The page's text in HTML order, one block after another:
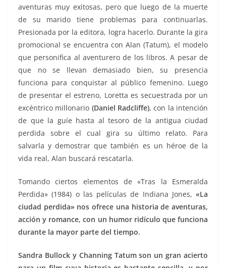
aventuras muy exitosas, pero que luego de la muerte
de su marido tiene problemas para continuarlas.
Presionada por la editora, logra hacerlo. Durante la gira
promocional se encuentra con Alan (Tatum), el modelo
que personifica al aventurero de los libros. A pesar de
que no se llevan demasiado bien, su presencia
funciona para conquistar al público femenino. Luego
de presentar el estreno, Loretta es secuestrada por un
excéntrico millonario (Daniel Radcliffe), con la intención
de que la guíe hasta al tesoro de la antigua ciudad
perdida sobre el cual gira su último relato. Para
salvarla y demostrar que también es un héroe de la
vida real, Alan buscará rescatarla.
Tomando ciertos elementos de «Tras la Esmeralda
Perdida» (1984) o las películas de Indiana Jones, «La
ciudad perdida» nos ofrece una historia de aventuras,
acción y romance, con un humor ridículo que funciona
durante la mayor parte del tiempo.
Sandra Bullock y Channing Tatum son un gran acierto